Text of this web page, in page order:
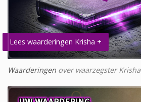
Lees waarderingen Krisha +
Waarderingen over waarzegster Krisha